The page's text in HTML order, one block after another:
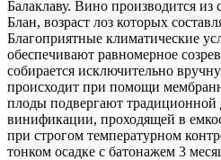
Балаклаву. Вино производится из
Блан, возраст лоз которых
Благоприятные климатические
обеспечивают равномерное
собирается исключительно
происходит при помощи
плоды подвергают традиционной
винификации, проходящей в
при строгом температурном
тонком осадке с батонажем 3